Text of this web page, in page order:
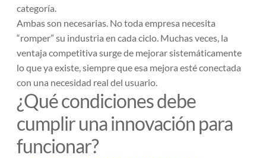
categoría.
Ambas son necesarias. No toda empresa necesita
“romper” su industria en cada ciclo. Muchas veces, la
ventaja competitiva surge de mejorar sistemáticamente
lo que ya existe, siempre que esa mejora esté conectada
con una necesidad real del usuario.
¿Qué condiciones debe
cumplir una innovación para
funcionar?